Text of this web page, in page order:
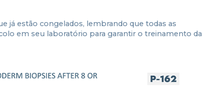
já estão congelados, lembrando que todas as
em seu laboratório para garantir o treinamento da